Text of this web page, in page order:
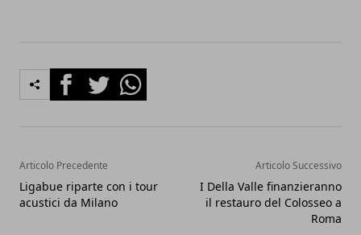
FacebookTwitterWhatsapp
Articolo Precedente
Ligabue riparte con i tour
acustici da Milano
Articolo Successivo
I Della Valle finanzieranno
il restauro del Colosseo a
Roma